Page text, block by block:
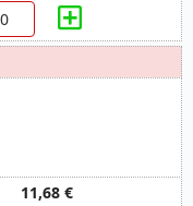
11,68 €